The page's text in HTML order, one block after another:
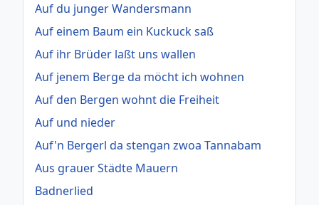
Auf du junger Wandersmann
Auf einem Baum ein Kuckuck saß
Auf ihr Brüder laßt uns wallen
Auf jenem Berge da möcht ich wohnen
Auf den Bergen wohnt die Freiheit
Auf und nieder
Auf'n Bergerl da stengan zwoa Tannabam
Aus grauer Städte Mauern
Badnerlied